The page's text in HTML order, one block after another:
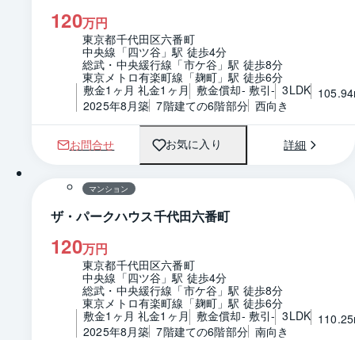
120万円
東京都千代田区六番町
中央線「四ツ谷」駅 徒歩4分
総武・中央緩行線「市ケ谷」駅 徒歩8分
東京メトロ有楽町線「麹町」駅 徒歩6分
敷金1ヶ月 礼金1ヶ月 敷金償却- 敷引- 3LDK
2025年8月築 7階建ての6階部分 西向き
お問合せ お気に入り 詳細
1 / 0 間取り
マンション
ザ・パークハウス千代田六番町
120万円
東京都千代田区六番町
中央線「四ツ谷」駅 徒歩4分
総武・中央緩行線「市ケ谷」駅 徒歩8分
東京メトロ有楽町線「麹町」駅 徒歩6分
敷金1ヶ月 礼金1ヶ月 敷金償却- 敷引- 3LDK
2025年8月築 7階建ての6階部分 南向き